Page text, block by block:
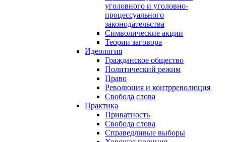
уголовного и уголовно-
процессуального
законодательства
Символические акции
Теории заговора
Идеология
Гражданское общество
Политический режим
Право
Революция и контрреволюция
Свобода слова
Практика
Приватность
Свобода слова
Справедливые выборы